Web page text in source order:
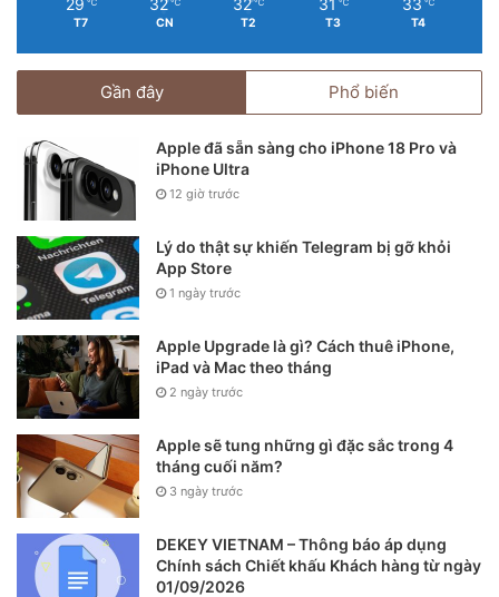
T7 CN T2 T3 T4
Gần đây Phổ biến
Apple đã sẵn sàng cho iPhone 18 Pro và
iPhone Ultra
12 giờ trước
Lý do thật sự khiến Telegram bị gỡ khỏi
App Store
1 ngày trước
Apple Upgrade là gì? Cách thuê iPhone,
iPad và Mac theo tháng
2 ngày trước
Apple sẽ tung những gì đặc sắc trong 4
tháng cuối năm?
3 ngày trước
DEKEY VIETNAM – Thông báo áp dụng
Chính sách Chiết khấu Khách hàng từ ngày
01/09/2026